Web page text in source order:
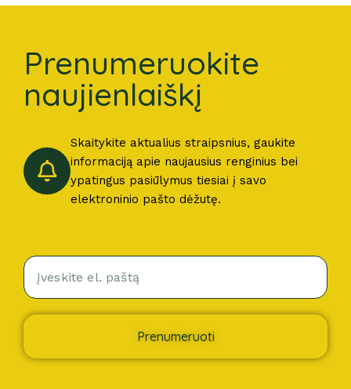
Prenumeruokite
naujienlaiškį
Skaitykite aktualius straipsnius, gaukite
informaciją apie naujausius renginius bei
ypatingus pasiūlymus tiesiai į savo
elektroninio pašto dėžutę.
Prenumeruoti